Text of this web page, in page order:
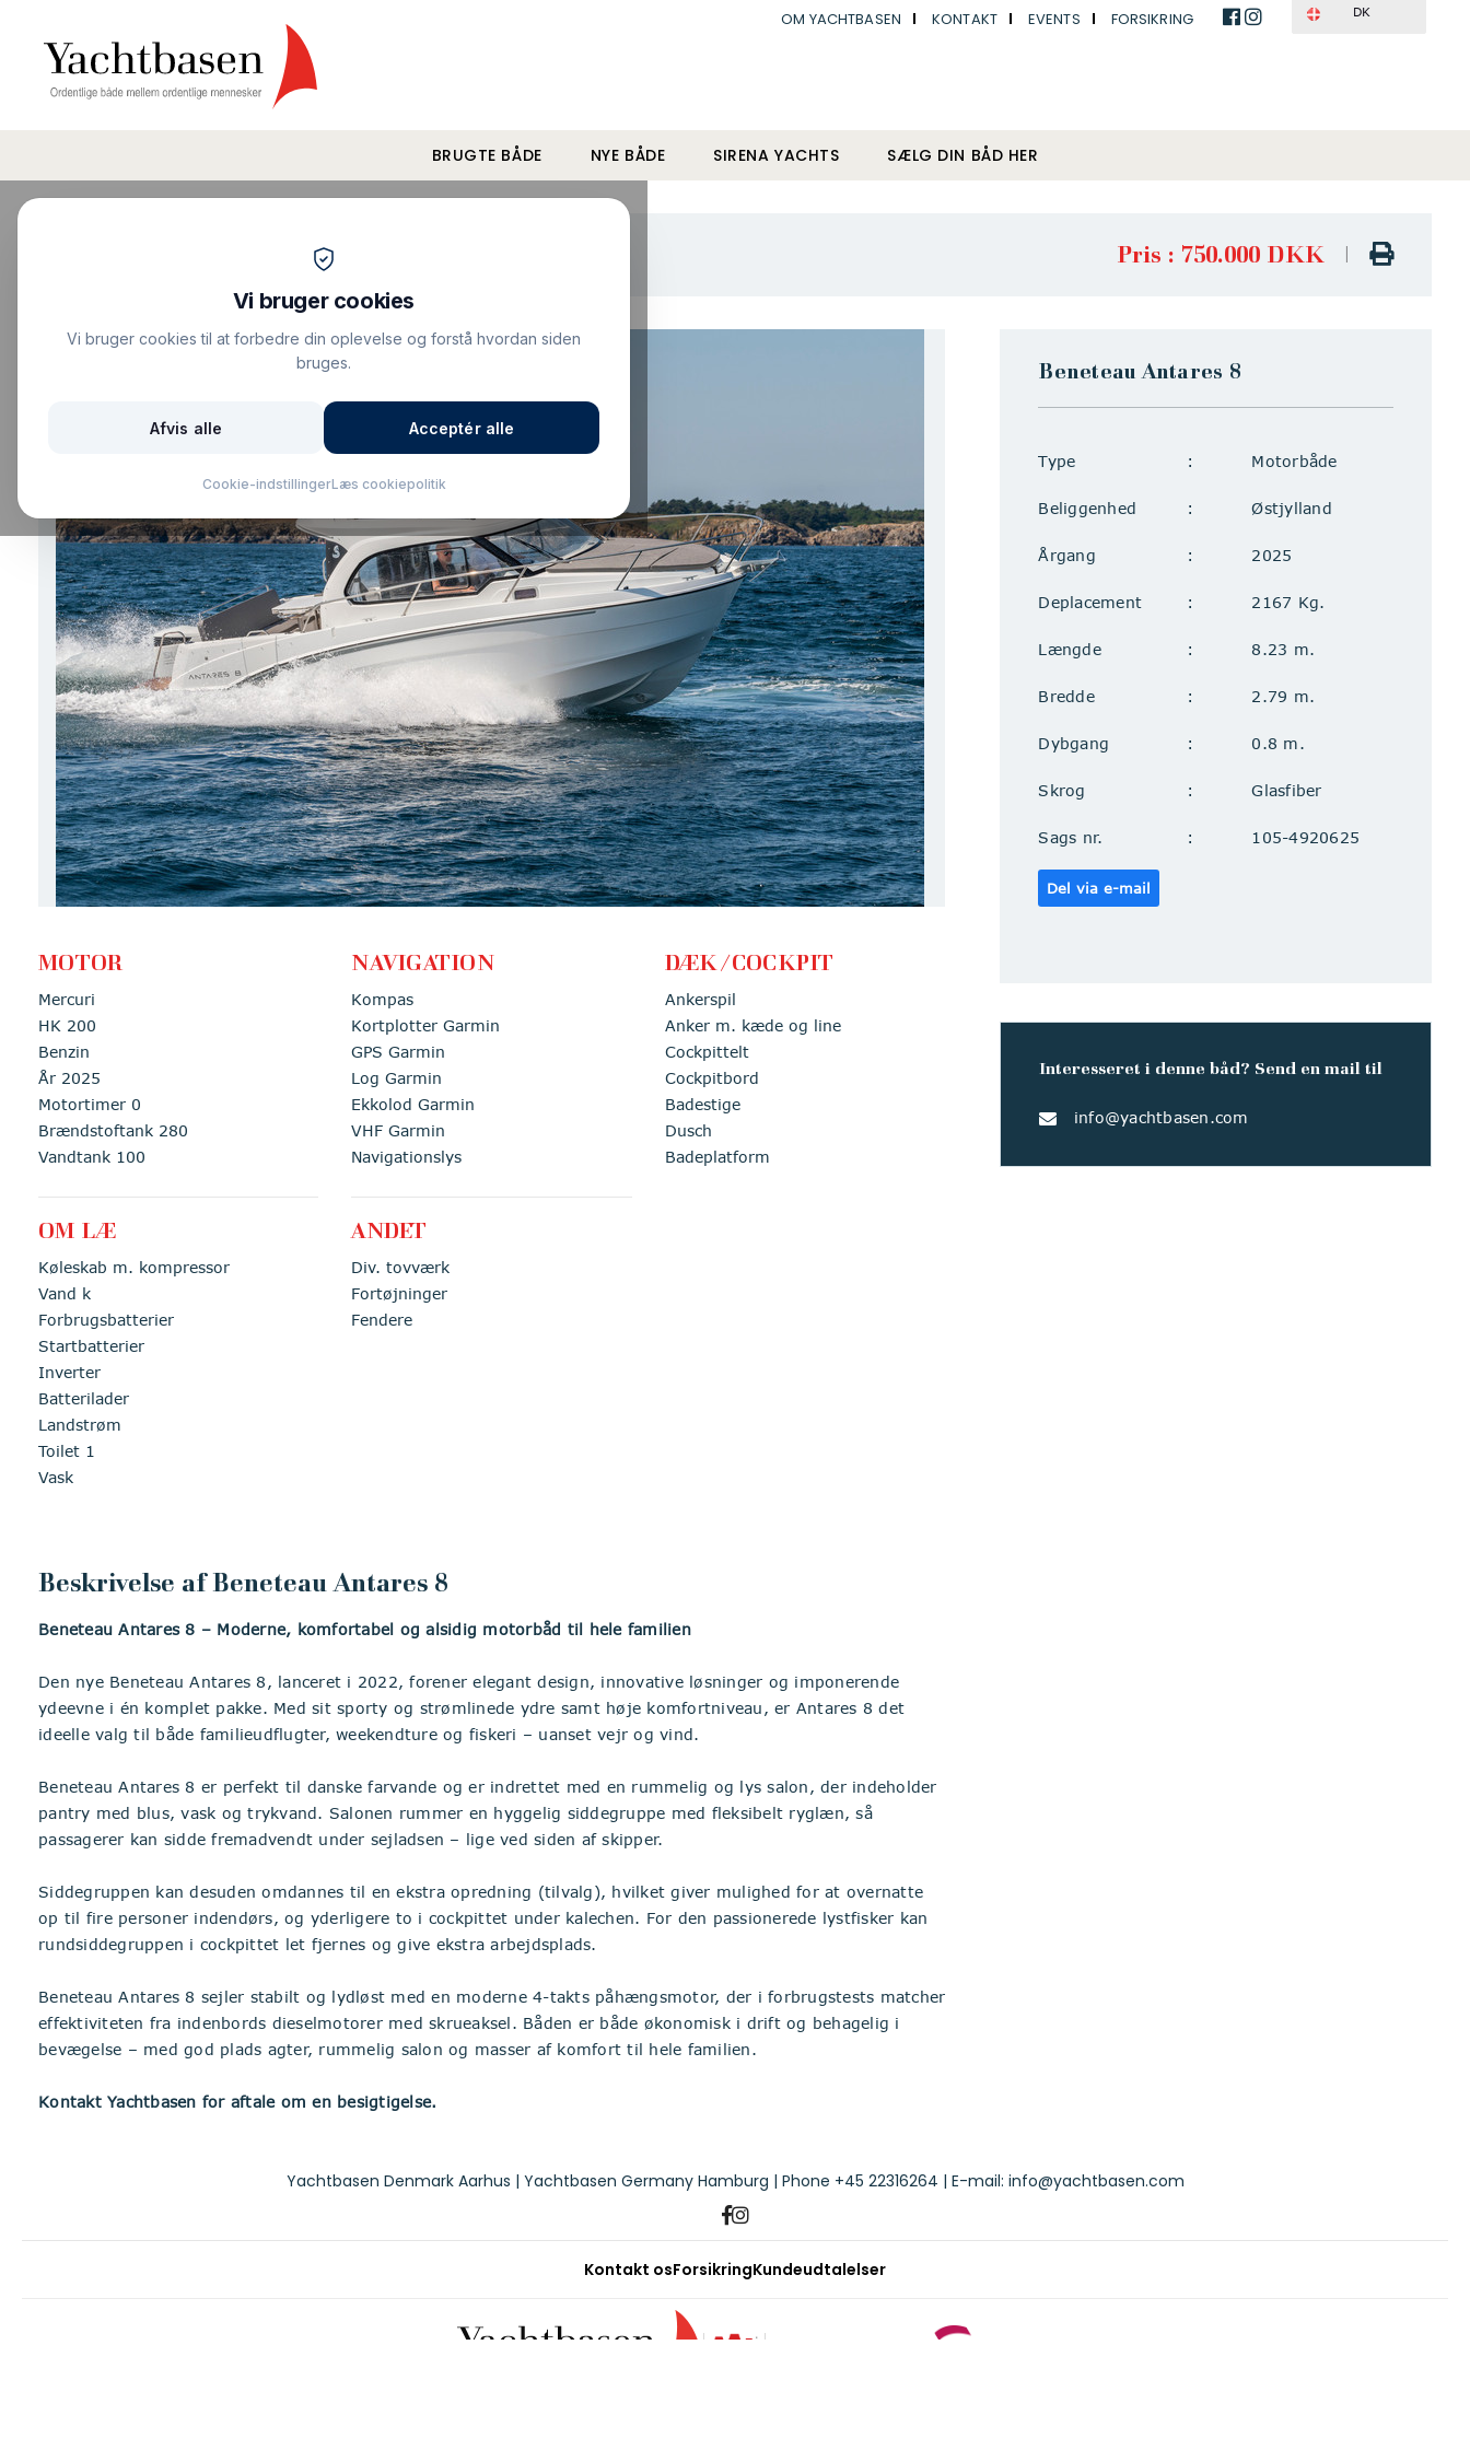
OM YACHTBASEN KONTAKT EVENTS FORSIKRING DK
BRUGTE BÅDE NYE BÅDE SIRENA YACHTS SÆLG DIN BÅD HER
Beneteau Antares 8 Pris : 750.000 DKK |
Vis alle billeder
MOTOR
Mercuri
HK 200
Benzin
År 2025
Motortimer 0
Brændstoftank 280
Vandtank 100
NAVIGATION
Kompas
Kortplotter Garmin
GPS Garmin
Log Garmin
Ekkolod Garmin
VHF Garmin
Navigationslys
DÆK/COCKPIT
Ankerspil
Anker m. kæde og line
Cockpittelt
Cockpitbord
Badestige
Dusch
Badeplatform
OM LÆ
Køleskab m. kompressor
Vand k
Forbrugsbatterier
Startbatterier
Inverter
Batterilader
Landstrøm
Toilet 1
Vask
ANDET
Div. tovværk
Fortøjninger
Fendere
Beskrivelse af Beneteau Antares 8
Beneteau Antares 8 – Moderne, komfortabel og alsidig motorbåd til hele familien
Den nye Beneteau Antares 8, lanceret i 2022, forener elegant design, innovative løsninger og imponerende
ydeevne i én komplet pakke. Med sit sporty og strømlinede ydre samt høje komfortniveau, er Antares 8 det
ideelle valg til både familieudflugter, weekendture og fiskeri – uanset vejr og vind.
Beneteau Antares 8 er perfekt til danske farvande og er indrettet med en rummelig og lys salon, der indeholder
pantry med blus, vask og trykvand. Salonen rummer en hyggelig siddegruppe med fleksibelt ryglæn, så
passagerer kan sidde fremadvendt under sejladsen – lige ved siden af skipper.
Siddegruppen kan desuden omdannes til en ekstra opredning (tilvalg), hvilket giver mulighed for at overnatte
op til fire personer indendørs, og yderligere to i cockpittet under kalechen. For den passionerede lystfisker kan
rundsiddegruppen i cockpittet let fjernes og give ekstra arbejdsplads.
Beneteau Antares 8 sejler stabilt og lydløst med en moderne 4-takts påhængsmotor, der i forbrugstests matcher
effektiviteten fra indenbords dieselmotorer med skrueaksel. Båden er både økonomisk i drift og behagelig i
bevægelse – med god plads agter, rummelig salon og masser af komfort til hele familien.
Kontakt Yachtbasen for aftale om en besigtigelse.
Beneteau Antares 8
Type Motorbåde
Beliggenhed Østjylland
Årgang 2025
Deplacement 2167 Kg.
Længde 8.23 m.
Bredde 2.79 m.
Dybgang 0.8 m.
Skrog Glasfiber
Sags nr. 105-4920625
Del via e-mail
Interesseret i denne båd? Send en mail til
info@yachtbasen.com
Yachtbasen Denmark Aarhus | Yachtbasen Germany Hamburg | Phone +45 22316264 | E-mail: info@yachtbasen.com
Kontakt osForsikringKundeudtalelser